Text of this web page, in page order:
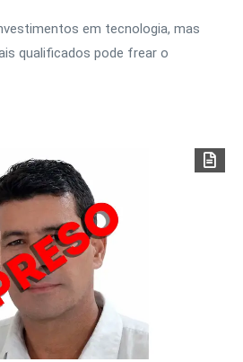
em tecnologia, mas
qualificados pode frear o